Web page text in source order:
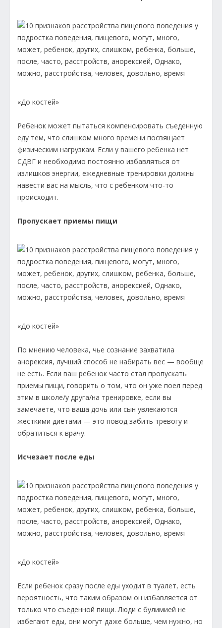
«До костей»
Ребенок может пытаться компенсировать съеденную
еду тем, что слишком много времени посвящает
физическим нагрузкам. Если у вашего ребенка нет
СДВГ и необходимо постоянно избавляться от
излишков энергии, ежедневные тренировки должны
навести вас на мысль, что с ребенком что-то
происходит.
Пропускает приемы пищи
«До костей»
По мнению человека, чье сознание захватила
анорексия, лучший способ не набирать вес — вообще
не есть. Если ваш ребенок часто стал пропускать
приемы пищи, говорить о том, что он уже поел перед
этим в школе/у друга/на тренировке, если вы
замечаете, что ваша дочь или сын увлекаются
жесткими диетами — это повод забить тревогу и
обратиться к врачу.
Исчезает после еды
«До костей»
Если ребенок сразу после еды уходит в туалет, есть
вероятность, что таким образом он избавляется от
только что съеденной пищи. Люди с булимией не
избегают еды, они могут даже больше, чем нужно, но